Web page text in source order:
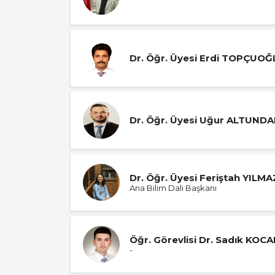
Dr. Öğr. Üyesi Erdi
Dr. Öğr. Üyesi Uğur
Dr. Öğr. Üyesi Feriştah
Ana Bilim Dalı Başkanı
Öğr. Görevlisi Dr. Sadık
-